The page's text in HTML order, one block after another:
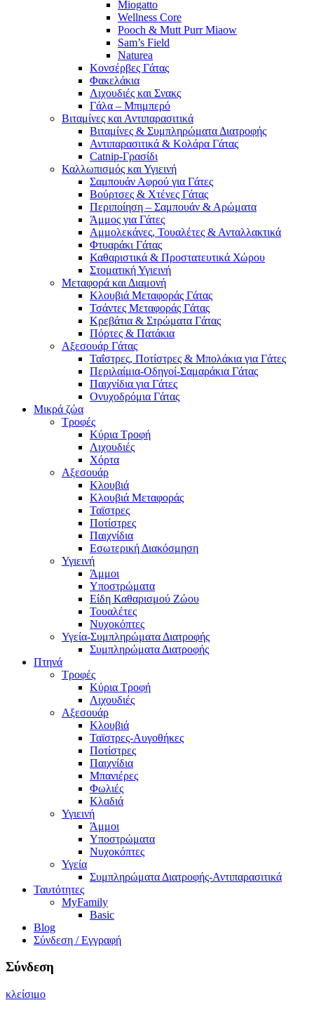
Miogatto
Wellness Core
Pooch & Mutt Purr Miaow
Sam’s Field
Naturea
Κονσέρβες Γάτας
Φακελάκια
Λιχουδιές και Σνακς
Γάλα – Μπιμπερό
Βιταμίνες και Αντιπαρασιτικά
Βιταμίνες & Συμπληρώματα Διατροφής
Αντιπαρασιτικά & Κολάρα Γάτας
Catnip-Γρασίδι
Καλλωπισμός και Υγιεινή
Σαμπουάν Αφρού για Γάτες
Βούρτσες & Χτένες Γάτας
Περιποίηση – Σαμπουάν & Αρώματα
Άμμος για Γάτες
Αμμολεκάνες, Τουαλέτες & Ανταλλακτικά
Φτυαράκι Γάτας
Καθαριστικά & Προστατευτικά Χώρου
Στοματική Υγιεινή
Μεταφορά και Διαμονή
Κλουβιά Μεταφοράς Γάτας
Τσάντες Μεταφοράς Γάτας
Κρεβάτια & Στρώματα Γάτας
Πόρτες & Πατάκια
Αξεσουάρ Γάτας
Ταΐστρες, Ποτίστρες & Μπολάκια για Γάτες
Περιλαίμια-Οδηγοί-Σαμαράκια Γάτας
Παιχνίδια για Γάτες
Ονυχοδρόμια Γάτας
Μικρά ζώα
Τροφές
Κύρια Τροφή
Λιχουδιές
Χόρτα
Αξεσουάρ
Κλουβιά
Κλουβιά Μεταφοράς
Ταϊστρες
Ποτίστρες
Παιχνίδια
Εσωτερική Διακόσμηση
Υγιεινή
Άμμοι
Υποστρώματα
Είδη Καθαρισμού Ζώου
Τουαλέτες
Νυχοκόπτες
Υγεία-Συμπληρώματα Διατροφής
Συμπληρώματα Διατροφής
Πτηνά
Τροφές
Κύρια Τροφή
Λιχουδιές
Αξεσουάρ
Κλουβιά
Ταϊστρες-Αυγοθήκες
Ποτίστρες
Παιχνίδια
Μπανιέρες
Φωλιές
Κλαδιά
Υγιεινή
Άμμοι
Υποστρώματα
Νυχοκόπτες
Υγεία
Συμπληρώματα Διατροφής-Αντιπαρασιτικά
Ταυτότητες
MyFamily
Basic
Blog
Σύνδεση / Εγγραφή
Σύνδεση
κλείσιμο